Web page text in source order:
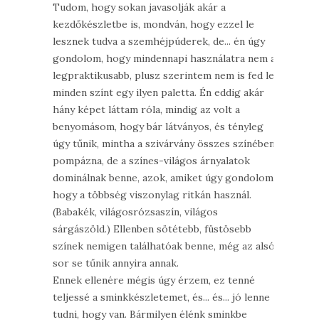
Tudom, hogy sokan javasolják akár a
kezdőkészletbe is, mondván, hogy ezzel le
lesznek tudva a szemhéjpúderek, de... én úgy
gondolom, hogy mindennapi használatra nem a
legpraktikusabb, plusz szerintem nem is fed le
minden színt egy ilyen paletta. Én eddig akár
hány képet láttam róla, mindig az volt a
benyomásom, hogy bár látványos, és tényleg
úgy tűnik, mintha a szivárvány összes színében
pompázna, de a színes-világos árnyalatok
dominálnak benne, azok, amiket úgy gondolom,
hogy a többség viszonylag ritkán használ.
(Babakék, világosrózsaszín, világos
sárgászöld.) Ellenben sötétebb, füstösebb
színek nemigen találhatóak benne, még az alsó
sor se tűnik annyira annak.
Ennek ellenére mégis úgy érzem, ez tenné
teljessé a sminkkészletemet, és... és... jó lenne
tudni, hogy van. Bármilyen élénk sminkbe